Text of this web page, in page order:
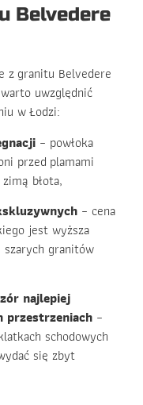
Belvedere
z granitu Belvedere
uwzględnić
w Łodzi:
– powłoka
przed plamami
błota,
– cena
jest wyższa
szarych granitów
najlepiej
przestrzeniach –
schodowych
się zbyt